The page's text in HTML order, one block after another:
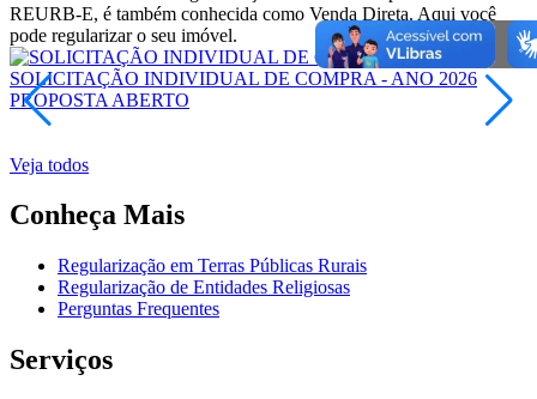
REURB-E, é também conhecida como Venda Direta. Aqui você
pode regularizar o seu imóvel.
SOLICITAÇÃO INDIVIDUAL DE COMPRA - ANO 2026
PROPOSTA ABERTO
Veja todos
Conheça Mais
Regularização em Terras Públicas Rurais
Regularização de Entidades Religiosas
Perguntas Frequentes
Serviços